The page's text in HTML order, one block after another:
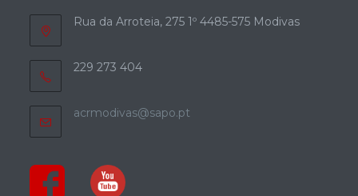
Rua da Arroteia, 275 1º 4485-575 Modivas
229 273 404
acrmodivas@sapo.pt